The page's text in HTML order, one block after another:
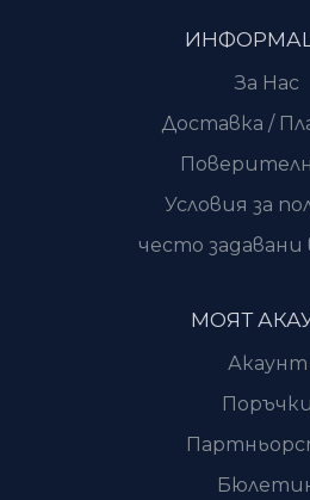
За Нас
Доставка /
Условия за
често задавани
МОЯТ
Акаунт
Поръчки